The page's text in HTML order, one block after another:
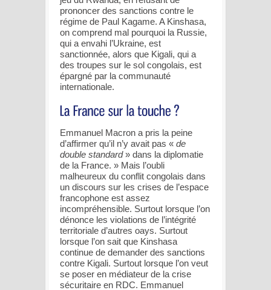
prononcer des sanctions contre le
régime de Paul Kagame. A Kinshasa,
on comprend mal pourquoi la Russie,
qui a envahi l’Ukraine, est
sanctionnée, alors que Kigali, qui a
des troupes sur le sol congolais, est
épargné par la communauté
internationale.
Emmanuel Macron a pris la peine
d’affirmer qu’il n’y avait pas « de
double standard» dans la diplomatie
de la France. » Mais l’oubli
malheureux du conflit congolais dans
un discours sur les crises de l’espace
francophone est assez
incompréhensible. Surtout lorsque l’on
dénonce les violations de l’intégrité
territoriale d’autres oays. Surtout
lorsque l’on sait que Kinshasa
continue de demander des sanctions
contre Kigali. Surtout lorsque l’on veut
se poser en médiateur de la crise
sécuritaire en RDC. Emmanuel